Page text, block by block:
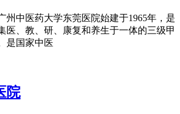
州中医药大学东莞医院始建于1965年，是
医、教、研、康复和养生于一体的三级甲
是国家中医
院